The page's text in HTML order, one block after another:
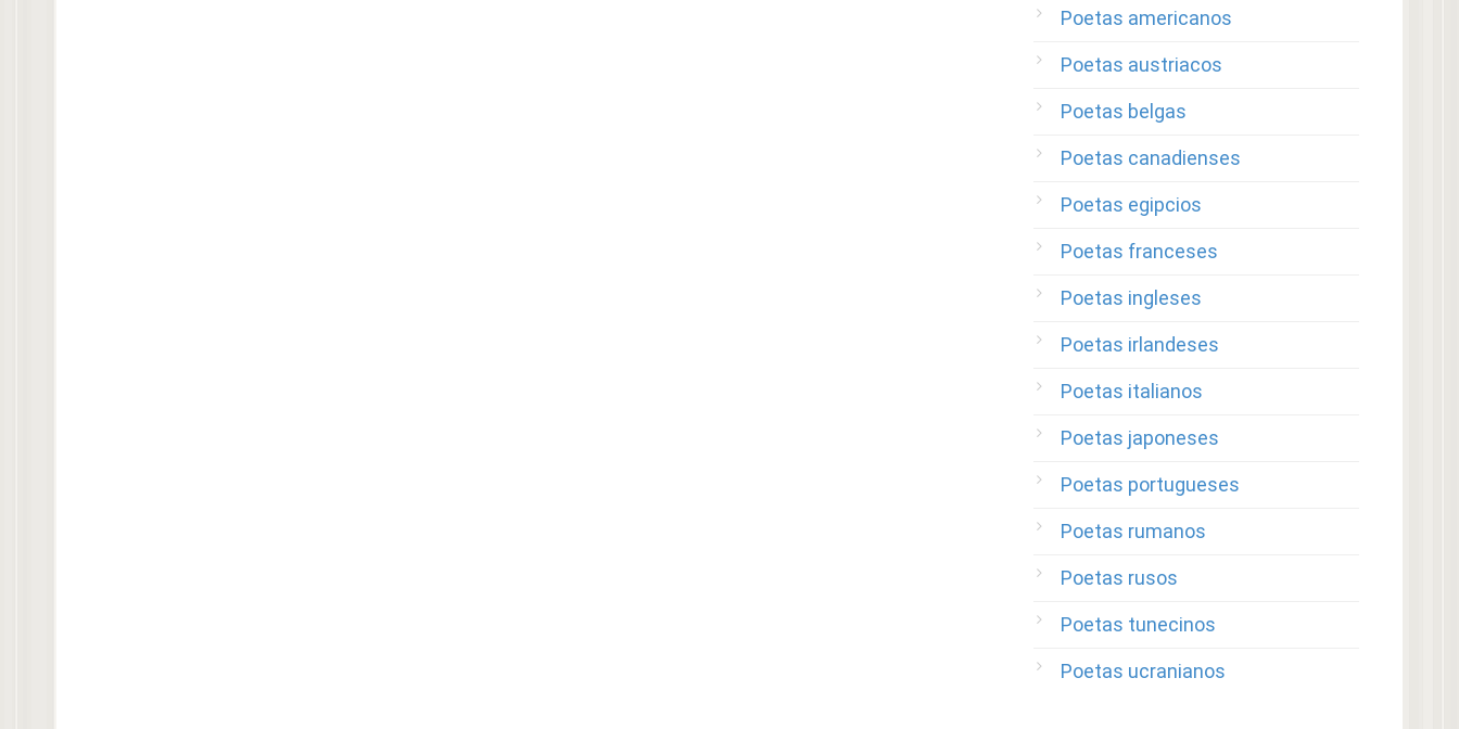
Poetas americanos
Poetas austriacos
Poetas belgas
Poetas canadienses
Poetas egipcios
Poetas franceses
Poetas ingleses
Poetas irlandeses
Poetas italianos
Poetas japoneses
Poetas portugueses
Poetas rumanos
Poetas rusos
Poetas tunecinos
Poetas ucranianos